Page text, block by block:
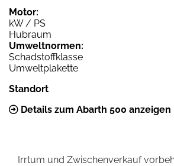
Motor:
kW / PS
Hubraum
Umweltnormen:
Schadstoffklasse
Umweltplakette
Standort
Details zum Abarth 500 anzeigen
Irrtum und Zwischenverkauf